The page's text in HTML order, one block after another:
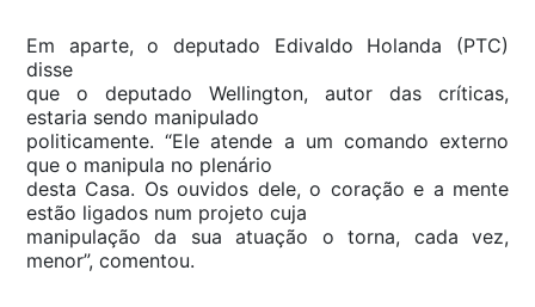
Em aparte, o deputado Edivaldo Holanda (PTC)
disse
que o deputado Wellington, autor das críticas,
estaria sendo manipulado
politicamente. “Ele atende a um comando externo
que o manipula no plenário
desta Casa. Os ouvidos dele, o coração e a mente
estão ligados num projeto cuja
manipulação da sua atuação o torna, cada vez,
menor”, comentou.